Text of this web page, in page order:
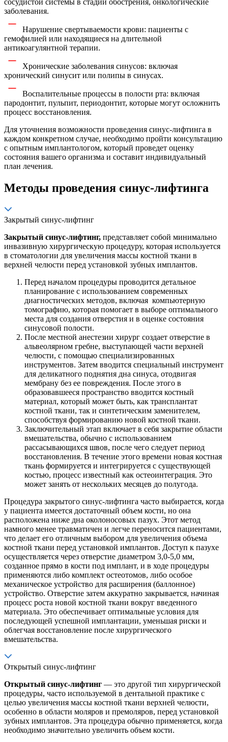
заболевания.
Нарушение свертываемости крови: пациенты с
гемофилией или находящиеся на длительной
антикоагулянтной терапии.
Хронические заболевания синусов: включая
хронический синусит или полипы в синусах.
Воспалительные процессы в полости рта: включая
пародонтит, пульпит, периодонтит, которые могут осложнить
процесс восстановления.
Для уточнения возможности проведения синус-лифтинга в
каждом конкретном случае, необходимо пройти консультацию
с опытным имплантологом, который проведет оценку
состояния вашего организма и составит индивидуальный
план лечения.
Методы проведения синус-лифтинга
Закрытый синус-лифтинг
Закрытый синус-лифтинг, представляет собой минимально
инвазивную хирургическую процедуру, которая используется
в стоматологии для увеличения массы костной ткани в
верхней челюсти перед установкой зубных имплантов.
Перед началом процедуры проводится детальное
планирование с использованием современных
диагностических методов, включая компьютерную
томографию, которая помогает в выборе оптимального
места для создания отверстия и в оценке состояния
синусовой полости.
После местной анестезии хирург создает отверстие в
альвеолярном гребне, выступающей части верхней
челюсти, с помощью специализированных
инструментов. Затем вводится специальный инструмент
для деликатного поднятия дна синуса, отодвигая
мембрану без ее повреждения. После этого в
образовавшееся пространство вводится костный
материал, который может быть, как трансплантат
костной ткани, так и синтетическим заменителем,
способствуя формированию новой костной ткани.
Заключительный этап включает в себя закрытие области
вмешательства, обычно с использованием
рассасывающихся швов, после чего следует период
восстановления. В течение этого времени новая костная
ткань формируется и интегрируется с существующей
костью, процесс известный как остеоинтеграция. Это
может занять от нескольких месяцев до полугода.
Процедура закрытого синус-лифтинга часто выбирается, когда
у пациента имеется достаточный объем кости, но она
расположена ниже дна околоносовых пазух. Этот метод
намного менее травматичен и легче переносится пациентами,
что делает его отличным выбором для увеличения объема
костной ткани перед установкой имплантов. Доступ к пазухе
осуществляется через отверстие диаметром 3,0-5,0 мм,
созданное прямо в кости под имплант, и в ходе процедуры
применяются либо комплект остеотомов, либо особое
механическое устройство для расширения (баллонное)
устройство. Отверстие затем аккуратно закрывается, начиная
процесс роста новой костной ткани вокруг введенного
материала. Это обеспечивает оптимальные условия для
последующей успешной имплантации, уменьшая риски и
облегчая восстановление после хирургического
вмешательства.
Открытый синус-лифтинг
Открытый синус-лифтинг — это другой тип хирургической
процедуры, часто используемой в дентальной практике с
целью увеличения массы костной ткани верхней челюсти,
особенно в области моляров и премоляров, перед установкой
зубных имплантов. Эта процедура обычно применяется, когда
необходимо значительно увеличить объем кости.